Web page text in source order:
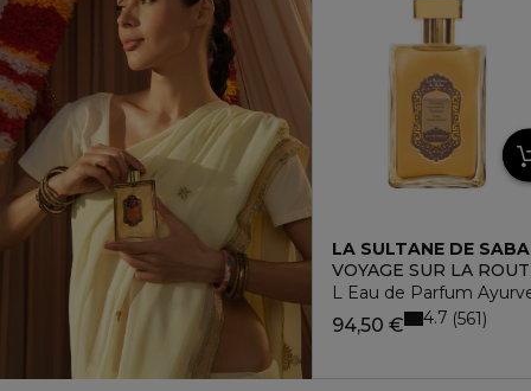
LA SULTANE DE SABA
VOYAGE SUR LA
L Eau de Parfum
94,50 € 4.7 561